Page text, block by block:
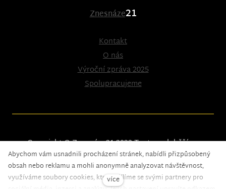
Znesnáze21
Kontakt
O nás
Výroční zpráva 2025
Spolupracujeme
Copyright © Znesnáze21 2023Tento web běží na
solidpixels.
Abychom vám usnadnili procházení stránek, nabídli přizpůsobený
obsah nebo reklamu a mohli anonymně analyzovat návštěvnost,
využíváme soubory cookies, které sdílíme se svými partnery pro
více